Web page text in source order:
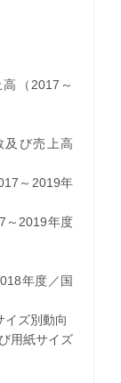
（2017～
び売上高
～2019年
2019年度
年度／国
ズ別動向
用紙サイズ